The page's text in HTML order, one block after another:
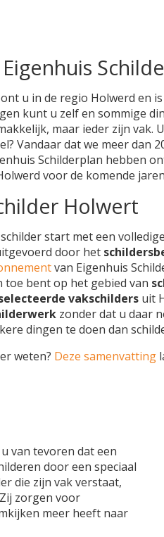
Eigenhuis
u in de regio Holwerd en
kunt u zelf en sommige
maar ieder zijn vak.
Vandaar dat we meer dan
Schilderplan hebben
voor de komende
Holwert
start met een
door het
van Eigenhuis
toe bent op het gebied van
vakschilders uit
zonder dat u daar
dingen te doen dan
weten? Deze samenvatting
van tevoren dat een
door een speciaal
die zijn vak verstaat,
zorgen voor
meer heeft naar